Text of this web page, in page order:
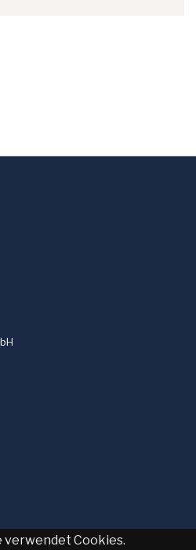
verwendet Cookies.